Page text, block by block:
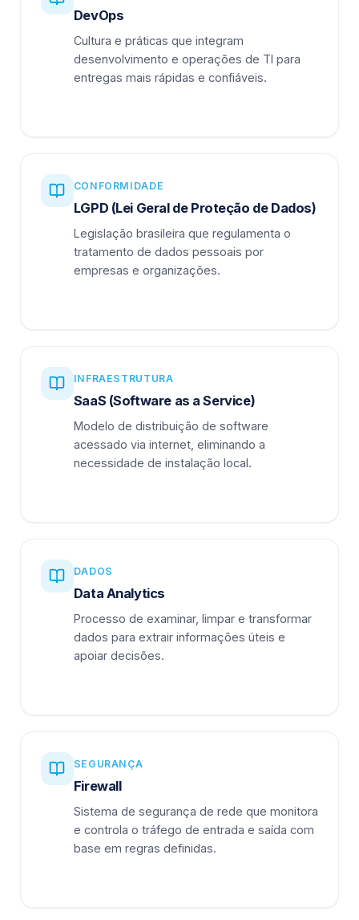
DevOps
Cultura e práticas que integram
desenvolvimento e operações de TI para
entregas mais rápidas e confiáveis.
CONFORMIDADE
LGPD (Lei Geral de Proteção de Dados)
Legislação brasileira que regulamenta o
tratamento de dados pessoais por
empresas e organizações.
INFRAESTRUTURA
SaaS (Software as a Service)
Modelo de distribuição de software
acessado via internet, eliminando a
necessidade de instalação local.
DADOS
Data Analytics
Processo de examinar, limpar e transformar
dados para extrair informações úteis e
apoiar decisões.
SEGURANÇA
Firewall
Sistema de segurança de rede que monitora
e controla o tráfego de entrada e saída com
base em regras definidas.